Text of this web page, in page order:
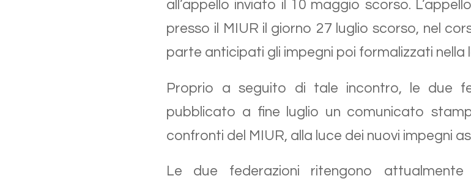
all’appello inviato il 10 maggio scorso.
presso il MIUR il giorno 27 luglio scorso, nel
parte anticipati gli impegni poi formalizzati nella
Proprio a seguito di tale incontro, le due
pubblicato a fine luglio un comunicato
confronti del MIUR, alla luce dei nuovi impegni
Le due federazioni ritengono